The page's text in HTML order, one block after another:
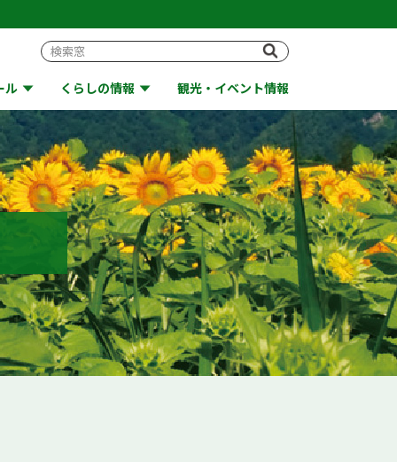
ル くらしの情報 観光・イベント情報